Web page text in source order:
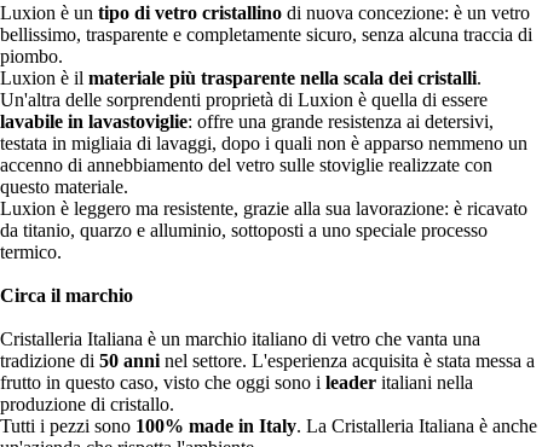
Luxion è un tipo di vetro cristallino di nuova concezione: è un vetro
bellissimo, trasparente e completamente sicuro, senza alcuna traccia di
piombo.
Luxion è il materiale più trasparente nella scala dei cristalli.
Un'altra delle sorprendenti proprietà di Luxion è quella di essere
lavabile in lavastoviglie: offre una grande resistenza ai detersivi,
testata in migliaia di lavaggi, dopo i quali non è apparso nemmeno un
accenno di annebbiamento del vetro sulle stoviglie realizzate con
questo materiale.
Luxion è leggero ma resistente, grazie alla sua lavorazione: è ricavato
da titanio, quarzo e alluminio, sottoposti a uno speciale processo
termico.
Circa il marchio
Cristalleria Italiana è un marchio italiano di vetro che vanta una
tradizione di 50 anni nel settore. L'esperienza acquisita è stata messa a
frutto in questo caso, visto che oggi sono i leader italiani nella
produzione di cristallo.
Tutti i pezzi sono 100% made in Italy. La Cristalleria Italiana è anche